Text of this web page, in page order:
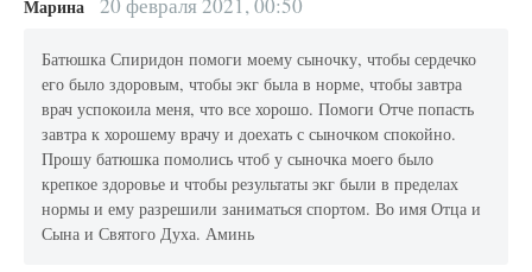
Марина
Батюшка Спиридон помоги моему сыночку, чтобы сердечко
его было здоровым, чтобы экг была в норме, чтобы завтра
врач успокоила меня, что все хорошо. Помоги Отче попасть
завтра к хорошему врачу и доехать с сыночком спокойно.
Прошу батюшка помолись чтоб у сыночка моего было
крепкое здоровье и чтобы результаты экг были в пределах
нормы и ему разрешили заниматься спортом. Во имя Отца и
Сына и Святого Духа. Аминь